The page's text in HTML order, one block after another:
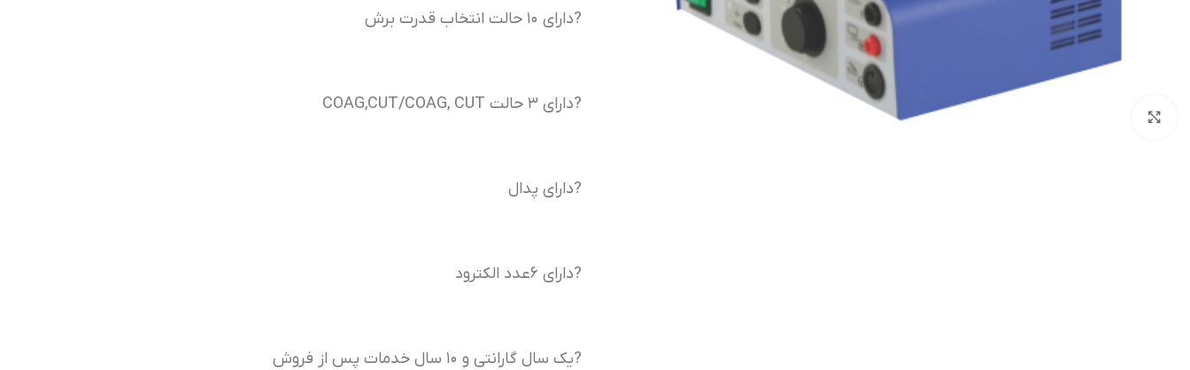
?دارای ۱۰ حالت انتخاب قدرت برش
?دارای ۳ حالت COAG,CUT/COAG, CUT
?دارای پدال
?دارای ۶عدد الکترود
?یک سال گارانتی و ۱۰ سال خدمات پس از فروش